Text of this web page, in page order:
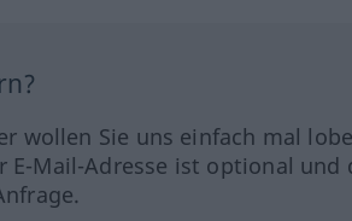
wollen Sie uns einfach mal
E-Mail-Adresse ist optional und